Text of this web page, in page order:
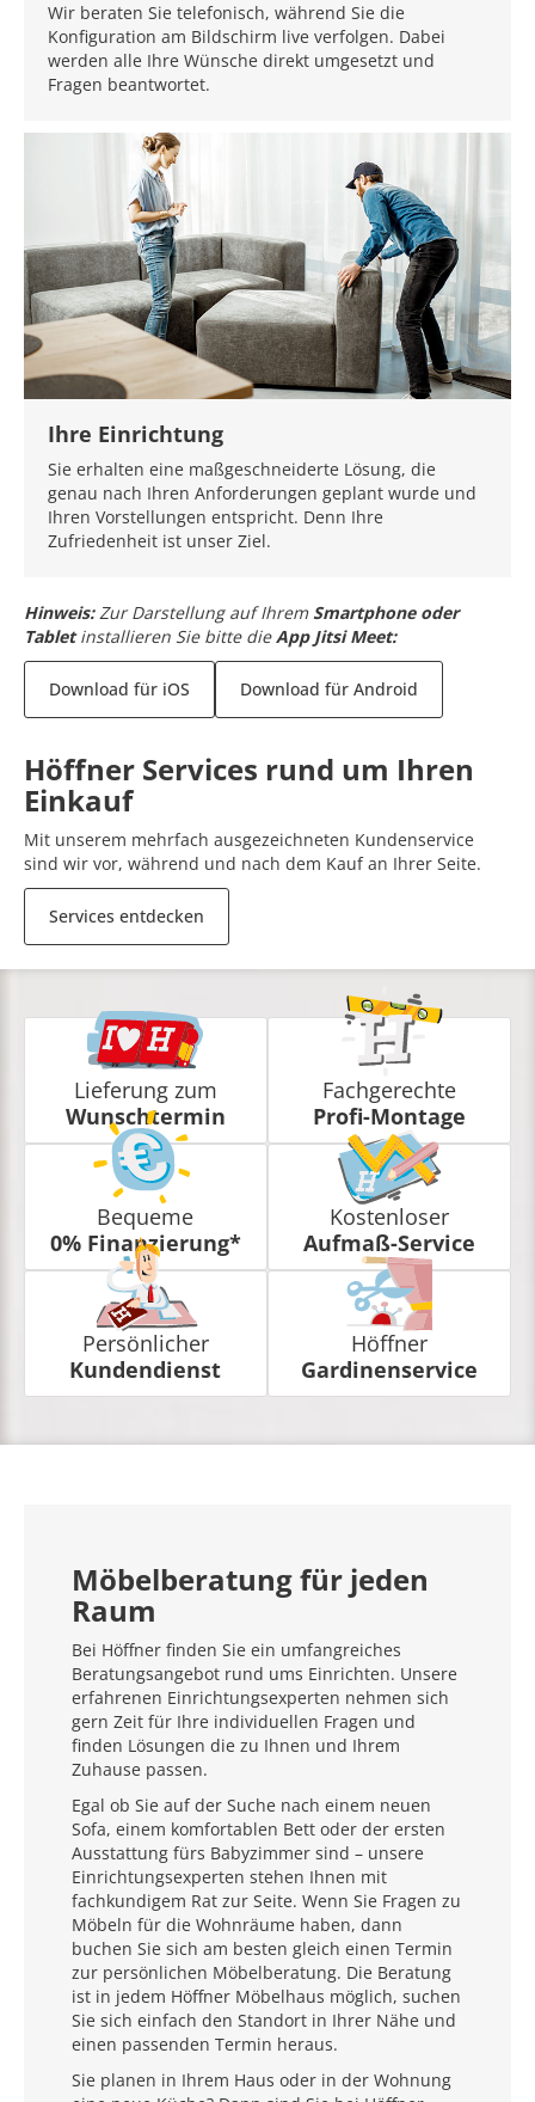
Wir beraten Sie telefonisch, während Sie die
Konfiguration am Bildschirm live verfolgen. Dabei
werden alle Ihre Wünsche direkt umgesetzt und
Fragen beantwortet.
Ihre Einrichtung
Sie erhalten eine maßgeschneiderte Lösung, die
genau nach Ihren Anforderungen geplant wurde und
Ihren Vorstellungen entspricht. Denn Ihre
Zufriedenheit ist unser Ziel.
Hinweis: Zur Darstellung auf Ihrem Smartphone oder
Tabletinstallieren Sie bitte dieApp Jitsi Meet:
Download für iOS Download für Android
Höffner Services rund um Ihren
Einkauf
Mit unserem mehrfach ausgezeichneten Kundenservice
sind wir vor, während und nach dem Kauf an Ihrer Seite.
Services entdecken
Lieferung zum
Wunschtermin
Fachgerechte
Profi-Montage
Bequeme
0% Finanzierung*
Kostenloser
Aufmaß-Service
Persönlicher
Kundendienst
Höffner
Gardinenservice
Möbelberatung für jeden
Raum
Bei Höffner finden Sie ein umfangreiches
Beratungsangebot rund ums Einrichten. Unsere
erfahrenen Einrichtungsexperten nehmen sich
gern Zeit für Ihre individuellen Fragen und
finden Lösungen die zu Ihnen und Ihrem
Zuhause passen.
Egal ob Sie auf der Suche nach einem neuen
Sofa, einem komfortablen Bett oder der ersten
Ausstattung fürs Babyzimmer sind – unsere
Einrichtungsexperten stehen Ihnen mit
fachkundigem Rat zur Seite. Wenn Sie Fragen zu
Möbeln für die Wohnräume haben, dann
buchen Sie sich am besten gleich einen Termin
zur persönlichen Möbelberatung. Die Beratung
ist in jedem Höffner Möbelhaus möglich, suchen
Sie sich einfach den Standort in Ihrer Nähe und
einen passenden Termin heraus.
Sie planen in Ihrem Haus oder in der Wohnung